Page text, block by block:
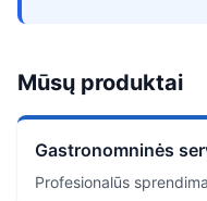
Mūsų produktai
Gastronomninės
Profesionalūs